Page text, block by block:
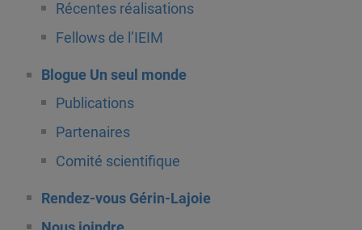
Récentes réalisations
Fellows de l’IEIM
Blogue Un seul monde
Publications
Partenaires
Comité scientifique
Rendez-vous Gérin-Lajoie